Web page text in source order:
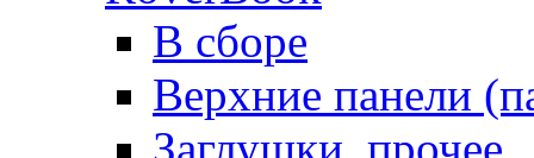
В сборе
Верхние панели
Заглушки,